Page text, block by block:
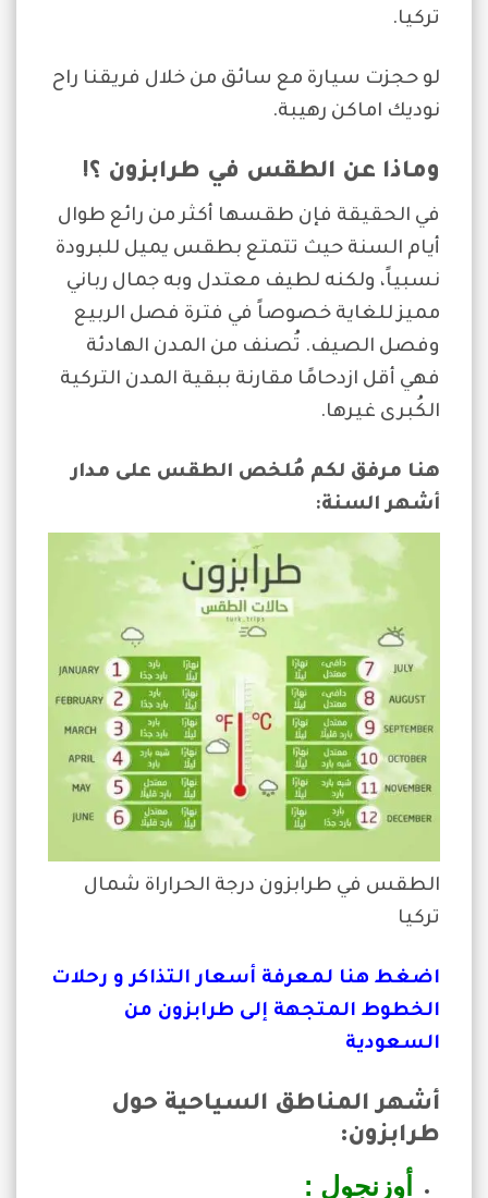
تركيا.
لو حجزت سيارة مع سائق من خلال فريقنا راح
نوديك اماكن رهيبة.
وماذا عن الطقس في طرابزون ؟!
في الحقيقة فإن طقسها أكثر من رائع طوال
أيام السنة حيث تتمتع بطقس يميل للبرودة
نسبياً، ولكنه لطيف معتدل وبه جمال رباني
مميز للغاية خصوصاً في فترة فصل الربيع
وفصل الصيف. تُصنف من المدن الهادئة
فهي أقل ازدحامًا مقارنة ببقية المدن التركية
الكُبرى غيرها.
هنا مرفق لكم مُلخص الطقس على مدار
أشهر السنة:
الطقس في طرابزون درجة الحراراة شمال
تركيا
اضغط هنا لمعرفة أسعار التذاكر و رحلات
الخطوط المتجهة إلى طرابزون من
السعودية
أشهر المناطق السياحية حول
طرابزون:
أوزنجول :